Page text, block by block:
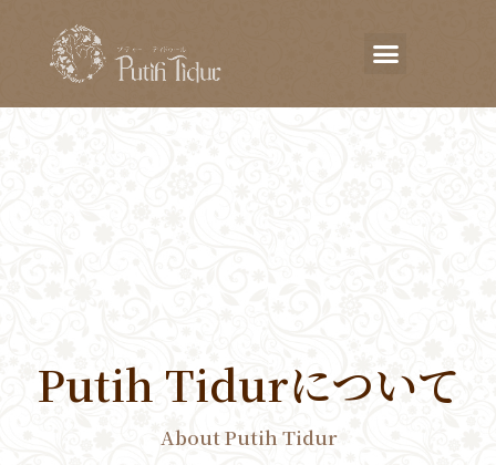
Putih Tidurについて
About Putih Tidur